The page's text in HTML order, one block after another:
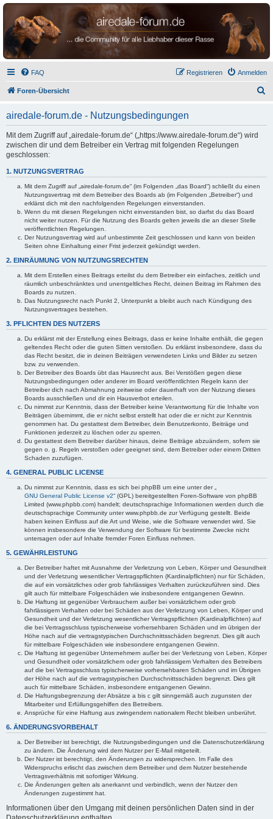
airedale-forum.de
FAQ Anmelden
Registrieren
Foren-Übersicht
airedale-forum.de - Nutzungsbedingungen
Mit dem Zugriff auf „airedale-forum.de“ („https://www.airedale-forum.de“) wird
zwischen dir und dem Betreiber ein Vertrag mit folgenden Regelungen
geschlossen:
1. NUTZUNGSVERTRAG
Mit dem Zugriff auf „airedale-forum.de“ (im Folgenden „das Board“) schließt du einen
Nutzungsvertrag mit dem Betreiber des Boards ab (im Folgenden „Betreiber“) und
erklärst dich mit den nachfolgenden Regelungen einverstanden.
Wenn du mit diesen Regelungen nicht einverstanden bist, so darfst du das Board
nicht weiter nutzen. Für die Nutzung des Boards gelten jeweils die an dieser Stelle
veröffentlichten Regelungen.
Der Nutzungsvertrag wird auf unbestimmte Zeit geschlossen und kann von beiden
Seiten ohne Einhaltung einer Frist jederzeit gekündigt werden.
2. EINRÄUMUNG VON NUTZUNGSRECHTEN
Mit dem Erstellen eines Beitrags erteilst du dem Betreiber ein einfaches, zeitlich und
räumlich unbeschränktes und unentgeltliches Recht, deinen Beitrag im Rahmen des
Boards zu nutzen.
Das Nutzungsrecht nach Punkt 2, Unterpunkt a bleibt auch nach Kündigung des
Nutzungsvertrages bestehen.
3. PFLICHTEN DES NUTZERS
Du erklärst mit der Erstellung eines Beitrags, dass er keine Inhalte enthält, die gegen
geltendes Recht oder die guten Sitten verstoßen. Du erklärst insbesondere, dass du
das Recht besitzt, die in deinen Beiträgen verwendeten Links und Bilder zu setzen
bzw. zu verwenden.
Der Betreiber des Boards übt das Hausrecht aus. Bei Verstößen gegen diese
Nutzungsbedingungen oder anderer im Board veröffentlichten Regeln kann der
Betreiber dich nach Abmahnung zeitweise oder dauerhaft von der Nutzung dieses
Boards ausschließen und dir ein Hausverbot erteilen.
Du nimmst zur Kenntnis, dass der Betreiber keine Verantwortung für die Inhalte von
Beiträgen übernimmt, die er nicht selbst erstellt hat oder die er nicht zur Kenntnis
genommen hat. Du gestattest dem Betreiber, dein Benutzerkonto, Beiträge und
Funktionen jederzeit zu löschen oder zu sperren.
Du gestattest dem Betreiber darüber hinaus, deine Beiträge abzuändern, sofern sie
gegen o. g. Regeln verstoßen oder geeignet sind, dem Betreiber oder einem Dritten
Schaden zuzufügen.
4. GENERAL PUBLIC LICENSE
Du nimmst zur Kenntnis, dass es sich bei phpBB um eine unter der „
GNU General Public License v2“ (GPL) bereitgestellten Foren-Software von phpBB
Limited (www.phpbb.com) handelt; deutschsprachige Informationen werden durch die
deutschsprachige Community unter www.phpbb.de zur Verfügung gestellt. Beide
haben keinen Einfluss auf die Art und Weise, wie die Software verwendet wird. Sie
können insbesondere die Verwendung der Software für bestimmte Zwecke nicht
untersagen oder auf Inhalte fremder Foren Einfluss nehmen.
5. GEWÄHRLEISTUNG
Der Betreiber haftet mit Ausnahme der Verletzung von Leben, Körper und Gesundheit
und der Verletzung wesentlicher Vertragspflichten (Kardinalpflichten) nur für Schäden,
die auf ein vorsätzliches oder grob fahrlässiges Verhalten zurückzuführen sind. Dies
gilt auch für mittelbare Folgeschäden wie insbesondere entgangenen Gewinn.
Die Haftung ist gegenüber Verbrauchern außer bei vorsätzlichem oder grob
fahrlässigem Verhalten oder bei Schäden aus der Verletzung von Leben, Körper und
Gesundheit und der Verletzung wesentlicher Vertragspflichten (Kardinalpflichten) auf
die bei Vertragsschluss typischerweise vorhersehbaren Schäden und im übrigen der
Höhe nach auf die vertragstypischen Durchschnittsschäden begrenzt. Dies gilt auch
für mittelbare Folgeschäden wie insbesondere entgangenen Gewinn.
Die Haftung ist gegenüber Unternehmern außer bei der Verletzung von Leben, Körper
und Gesundheit oder vorsätzlichem oder grob fahrlässigem Verhalten des Betreibers
auf die bei Vertragsschluss typischerweise vorhersehbaren Schäden und im Übrigen
der Höhe nach auf die vertragstypischen Durchschnittsschäden begrenzt. Dies gilt
auch für mittelbare Schäden, insbesondere entgangenen Gewinn.
Die Haftungsbegrenzung der Absätze a bis c gilt sinngemäß auch zugunsten der
Mitarbeiter und Erfüllungsgehilfen des Betreibers.
Ansprüche für eine Haftung aus zwingendem nationalem Recht bleiben unberührt.
6. ÄNDERUNGSVORBEHALT
Der Betreiber ist berechtigt, die Nutzungsbedingungen und die Datenschutzerklärung
zu ändern. Die Änderung wird dem Nutzer per E-Mail mitgeteilt.
Der Nutzer ist berechtigt, den Änderungen zu widersprechen. Im Falle des
Widerspruchs erlischt das zwischen dem Betreiber und dem Nutzer bestehende
Vertragsverhältnis mit sofortiger Wirkung.
Die Änderungen gelten als anerkannt und verbindlich, wenn der Nutzer den
Änderungen zugestimmt hat.
Informationen über den Umgang mit deinen persönlichen Daten sind in der